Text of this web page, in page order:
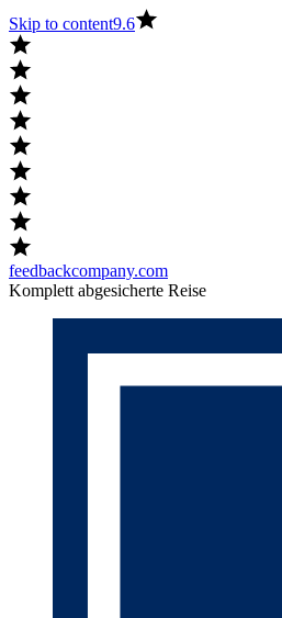
Skip to content9.6
feedbackcompany.com
Komplett abgesicherte Reise